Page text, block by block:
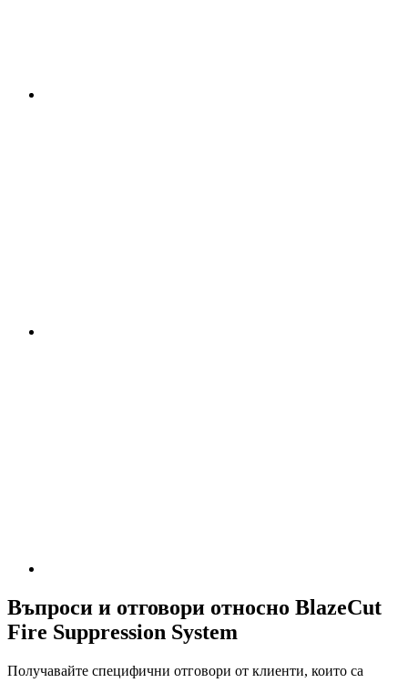
Въпроси и отговори относно BlazeCut
Fire Suppression System
Получавайте специфични отговори от клиенти, които са